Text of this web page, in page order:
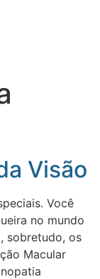
Visão
Você
no mundo
sobretudo, os
Macular